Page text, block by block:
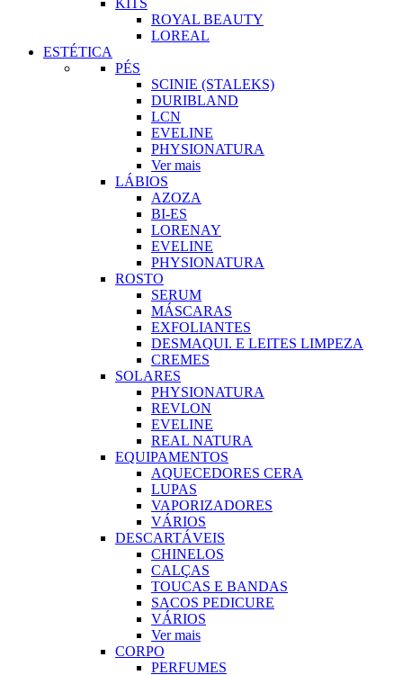
ROYAL BEAUTY
LOREAL
ESTÉTICA
PÉS
SCINIE (STALEKS)
DURIBLAND
LCN
EVELINE
PHYSIONATURA
Ver mais
LÁBIOS
AZOZA
BI-ES
LORENAY
EVELINE
PHYSIONATURA
ROSTO
SERUM
MÁSCARAS
EXFOLIANTES
DESMAQUI. E LEITES LIMPEZA
CREMES
SOLARES
PHYSIONATURA
REVLON
EVELINE
REAL NATURA
EQUIPAMENTOS
AQUECEDORES CERA
LUPAS
VAPORIZADORES
VÁRIOS
DESCARTÁVEIS
CHINELOS
CALÇAS
TOUCAS E BANDAS
SACOS PEDICURE
VÁRIOS
Ver mais
CORPO
PERFUMES